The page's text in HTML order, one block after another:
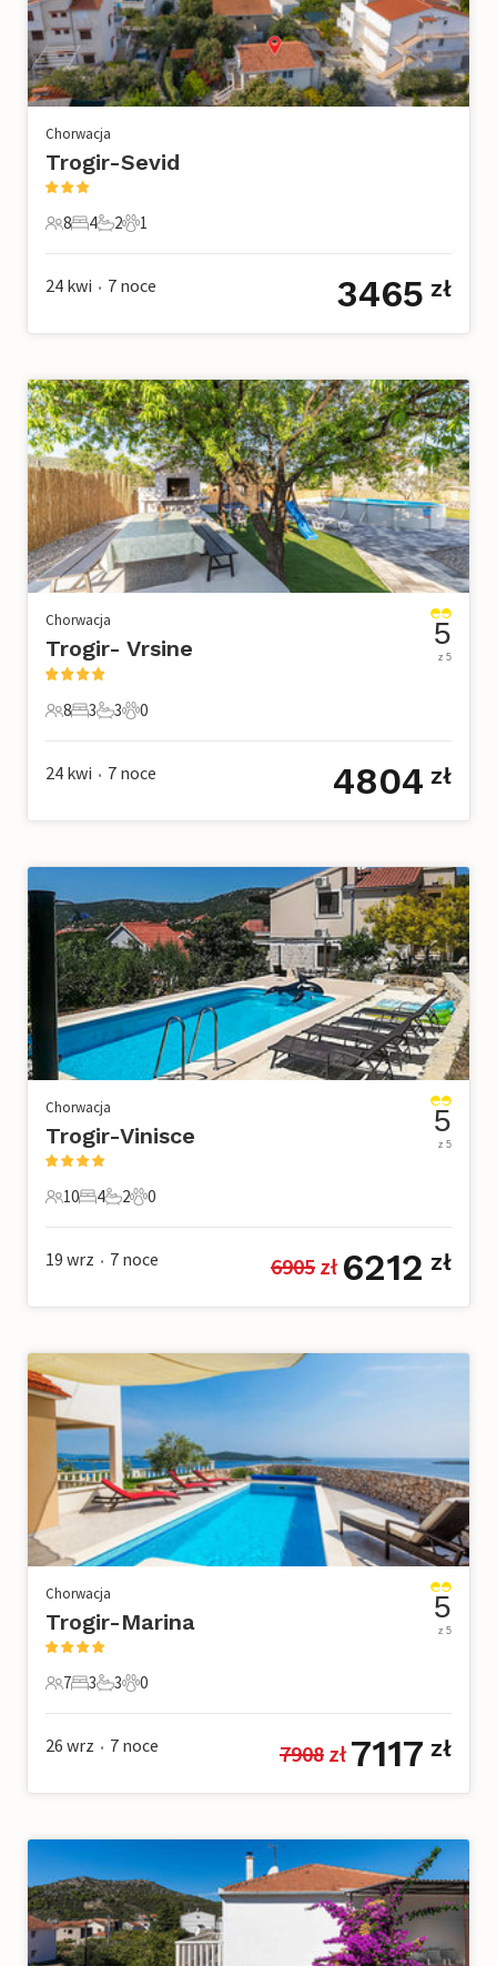
Chorwacja
Trogir-Sevid
8 Goście
8
4 Sypialnie
4
2 Łazienki
2
1 Zwierzę domowe
1
24 kwi • 7 noce 3465 zł
Chorwacja
Trogir- Vrsine
8 Goście
8
3 Sypialnie
3
3 Łazienki
3
0 Zwierzęta domowe
0
5
z 5
24 kwi • 7 noce 4804 zł
Chorwacja
Trogir-Vinisce
10 Goście
10
4 Sypialnie
4
2 Łazienki
2
0 Zwierzęta domowe
0
5
z 5
19 wrz • 7 noce 6905 zł 6212 zł
Chorwacja
Trogir-Marina
7 Goście
7
3 Sypialnie
3
3 Łazienki
3
0 Zwierzęta domowe
0
5
z 5
26 wrz • 7 noce 7908 zł 7117 zł